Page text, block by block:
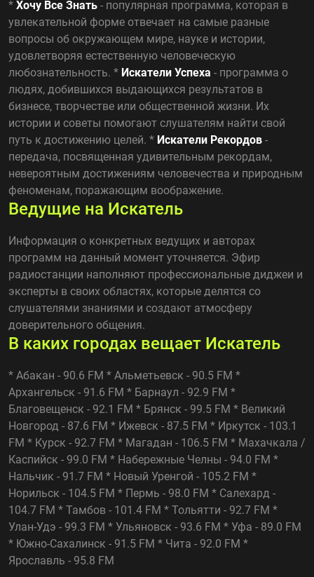
* Хочу Все Знать - популярная программа, которая в
увлекательной форме отвечает на самые разные
вопросы об окружающем мире, науке и истории,
удовлетворяя естественную человеческую
любознательность. * Искатели Успеха - программа о
людях, добившихся выдающихся результатов в
бизнесе, творчестве или общественной жизни. Их
истории и советы помогают слушателям найти свой
путь к достижению целей. * Искатели Рекордов -
передача, посвященная удивительным рекордам,
невероятным достижениям человечества и природным
феноменам, поражающим воображение.
Ведущие на Искатель
Информация о конкретных ведущих и авторах
программ на данный момент уточняется. Эфир
радиостанции наполняют профессиональные диджеи и
эксперты в своих областях, которые делятся со
слушателями знаниями и создают атмосферу
доверительного общения.
В каких городах вещает Искатель
* Абакан - 90.6 FM * Альметьевск - 90.5 FM *
Архангельск - 91.6 FM * Барнаул - 92.9 FM *
Благовещенск - 92.1 FM * Брянск - 99.5 FM * Великий
Новгород - 87.6 FM * Ижевск - 87.5 FM * Иркутск - 103.1
FM * Курск - 92.7 FM * Магадан - 106.5 FM * Махачкала /
Каспийск - 99.0 FM * Набережные Челны - 94.0 FM *
Нальчик - 91.7 FM * Новый Уренгой - 105.2 FM *
Норильск - 104.5 FM * Пермь - 98.0 FM * Салехард -
104.7 FM * Тамбов - 101.4 FM * Тольятти - 92.7 FM *
Улан-Удэ - 99.3 FM * Ульяновск - 93.6 FM * Уфа - 89.0 FM
* Южно-Сахалинск - 91.5 FM * Чита - 92.0 FM *
Ярославль - 95.8 FM